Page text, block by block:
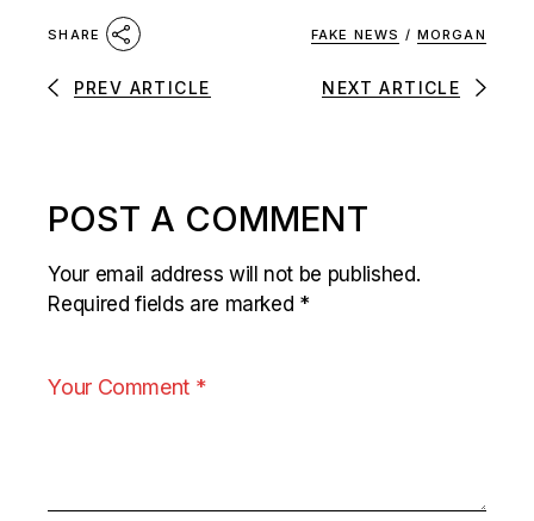
SHARE FAKE NEWS / MORGAN
PREV ARTICLE NEXT ARTICLE
POST A COMMENT
Your email address will not be published.
Required fields are marked *